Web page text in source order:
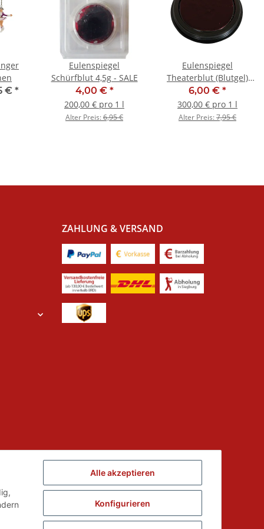
Alle akzeptieren
Konfigurieren
€ *
Eulenspiegel
Schürfblut 4,5g - SALE
4,00 € *
200,00 € pro 1 l
Alter Preis:6,95 €
Eulenspiegel
Theaterblut (Blutgel)
Cake-Blut 20ml - SALE
6,00 € *
300,00 € pro 1 l
Alter Preis:7,95 €
ZAHLUNG & VERSAND